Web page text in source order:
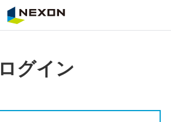
ログイン